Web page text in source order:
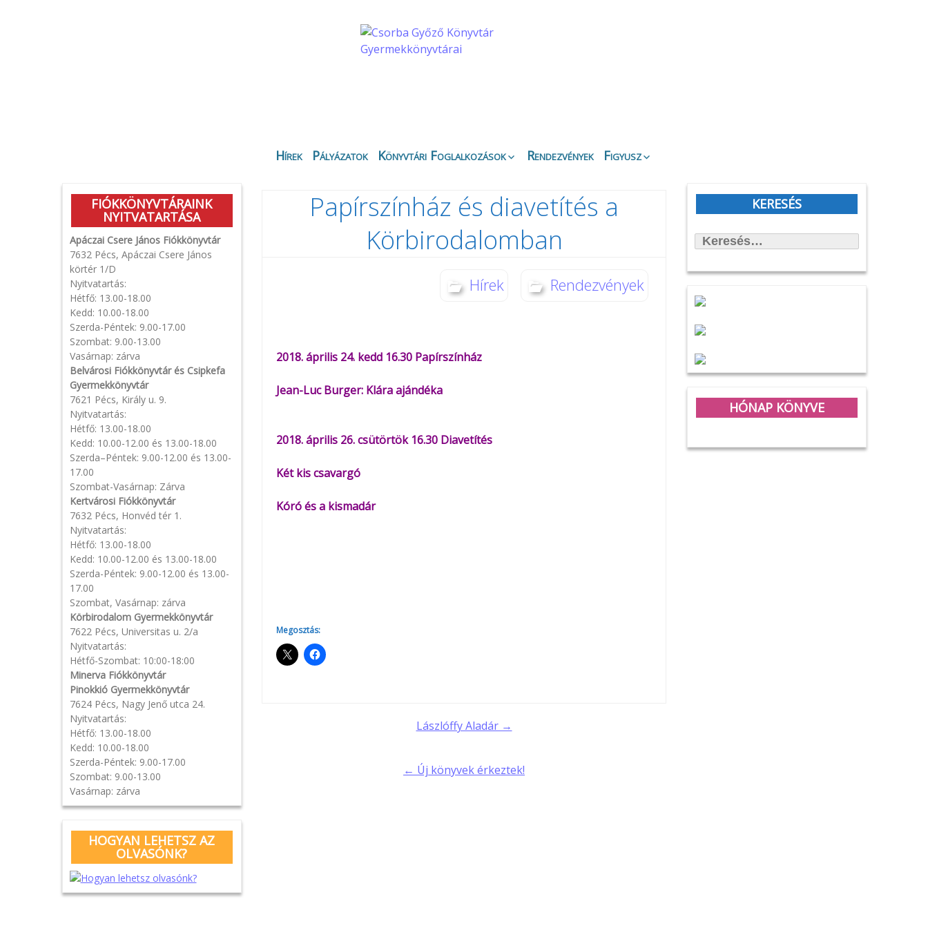
Hírek Pályázatok
Könyvtári Foglalkozások
Fiókkönyvtár
Belvárosi Fiókkönyvtár
Csipkefa
Gyermekkönyvtár
Körbirodalom
Gyermekkönyvtár
Gyermekkönyvtár
Rendezvények
Figyusz
BiblioTéma
Nyitott könyvek
Körbirodalmi lépegető
Diafilmköcsönzés
FIÓKKÖNYVTÁRAINK
NYITVATARTÁSA
Apáczai Csere János Fiókkönyvtár
7632 Pécs, Apáczai Csere János
körtér 1/D
Nyitvatartás:
Hétfő: 13.00-18.00
Kedd: 10.00-18.00
Szerda-Péntek: 9.00-17.00
Szombat: 9.00-13.00
Vasárnap: zárva
Belvárosi Fiókkönyvtár és Csipkefa
Gyermekkönyvtár
7621 Pécs, Király u. 9.
Nyitvatartás:
Hétfő: 13.00-18.00
Kedd: 10.00-12.00 és 13.00-18.00
Szerda–Péntek: 9.00-12.00 és 13.00-
17.00
Szombat-Vasárnap: Zárva
Kertvárosi Fiókkönyvtár
7632 Pécs, Honvéd tér 1.
Nyitvatartás:
Hétfő: 13.00-18.00
Kedd: 10.00-12.00 és 13.00-18.00
Szerda-Péntek: 9.00-12.00 és 13.00-
17.00
Szombat, Vasárnap: zárva
Körbirodalom Gyermekkönyvtár
7622 Pécs, Universitas u. 2/a
Nyitvatartás:
Hétfő-Szombat: 10:00-18:00
Minerva Fiókkönyvtár
Pinokkió Gyermekkönyvtár
7624 Pécs, Nagy Jenő utca 24.
Nyitvatartás:
Hétfő: 13.00-18.00
Kedd: 10.00-18.00
Szerda-Péntek: 9.00-17.00
Szombat: 9.00-13.00
Vasárnap: zárva
HOGYAN LEHETSZ AZ
OLVASÓNK?
KERESÉS
HÓNAP KÖNYVE
Papírszínház és diavetítés a
Körbirodalomban
Hírek Rendezvények
2018. április 24. kedd 16.30 Papírszínház
Jean-Luc Burger: Klára ajándéka
2018. április 26. csütörtök 16.30 Diavetítés
Két kis csavargó
Kóró és a kismadár
Megosztás:
Lászlóffy Aladár →
← Új könyvek érkeztek!